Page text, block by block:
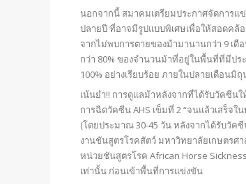
นอกจากนี้ สมาคมเตรียมประกาศจัดการแข่
ปลายปี ที่อาจมีรูปแบบพิเศษเพื่อให้สอดคล้
จากไม่พบการตายของม้ามานานกว่า 9 เดื
กว่า 80% ของจำนวนม้าที่อยู่ในพื้นที่ที่มีปร
100% อย่างเรียบร้อย ภายในปลายเดือนมิ
เน้นยำ!! การดูแลม้าหลังจากที่ได้รับวัคซีน
การฉีดวัคซีน AHS เข็มที่ 2 “จนแล้วเสร็จ
(โดยประมาณ 30-45 วัน หลังจากได้รับวัค
งานชันสูตรโรคสัตว์ มหาวิทยาลัยเกษตรศ
หน่วยชันสูตรโรค African Horse
เท่านั้น ก่อนเข้าพื้นที่การแข่งขัน